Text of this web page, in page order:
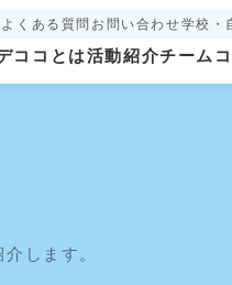
よくある質問 お問い合わせ学校・
ココとは活動紹介チーム
します。